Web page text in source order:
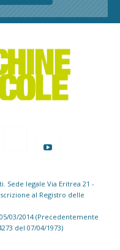
Sede legale Via Eritrea 21 -
al Registro delle
03/2014 (Precedentemente
del 07/04/1973)